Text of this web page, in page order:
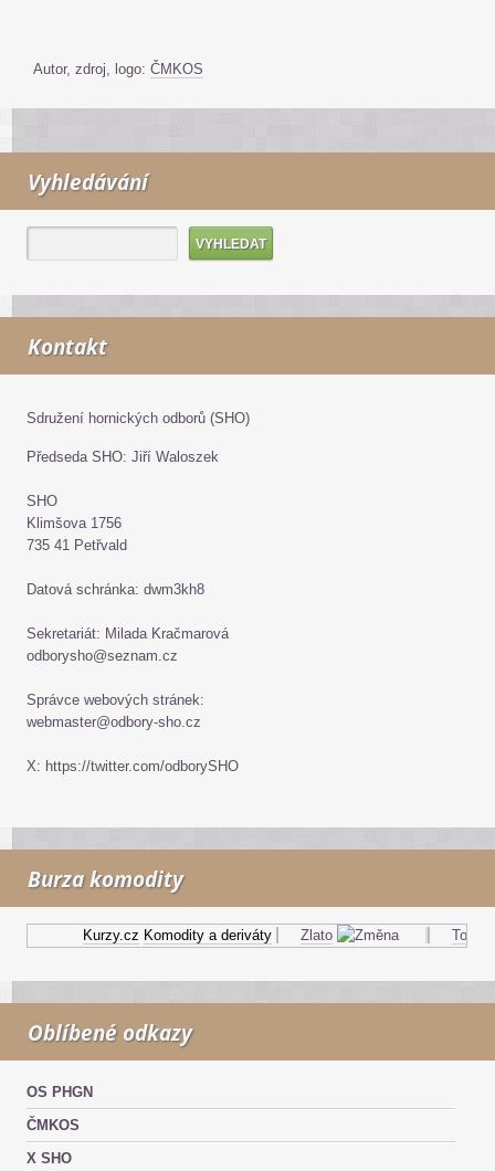
Autor, zdroj, logo: ČMKOS
Vyhledávání
Kontakt
Sdružení hornických odborů (SHO)
Předseda SHO: Jiří Waloszek
SHO
Klimšova 1756
735 41 Petřvald
Datová schránka: dwm3kh8
Sekretariát: Milada Kračmarová
odborysho@seznam.cz
Správce webových stránek:
webmaster@odbory-sho.cz
X: https://twitter.com/odborySHO
Burza komodity
Kurzy.cz Komodity a deriváty Zlato Topný
Oblíbené odkazy
OS PHGN
ČMKOS
X SHO